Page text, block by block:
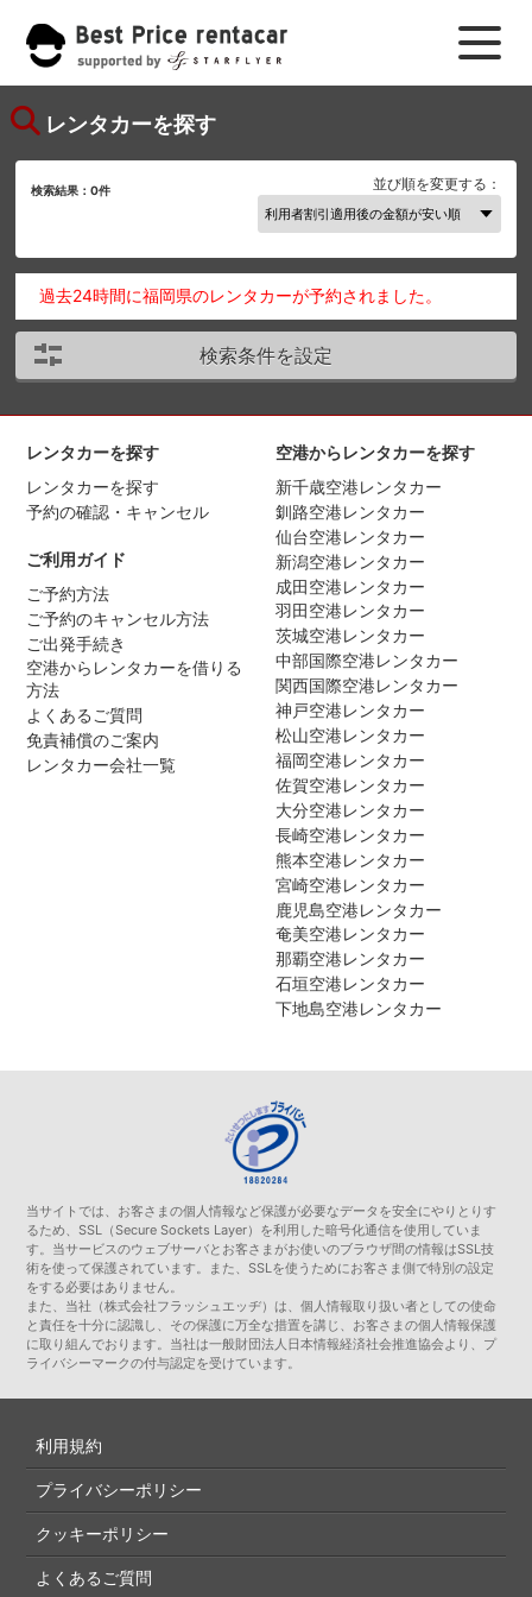
レンタカーを探す
検索結果：0件 並び順を変更する：
過去24時間に福岡県のレンタカーが予約されました。
検索条件を設定
レンタカーを探す
レンタカーを探す
予約の確認・キャンセル
ご利用ガイド
ご予約方法
ご予約のキャンセル方法
ご出発手続き
空港からレンタカーを借りる
方法
よくあるご質問
免責補償のご案内
レンタカー会社一覧
空港からレンタカーを探す
新千歳空港レンタカー
釧路空港レンタカー
仙台空港レンタカー
新潟空港レンタカー
成田空港レンタカー
羽田空港レンタカー
茨城空港レンタカー
中部国際空港レンタカー
関西国際空港レンタカー
神戸空港レンタカー
松山空港レンタカー
福岡空港レンタカー
佐賀空港レンタカー
大分空港レンタカー
長崎空港レンタカー
熊本空港レンタカー
宮崎空港レンタカー
鹿児島空港レンタカー
奄美空港レンタカー
那覇空港レンタカー
石垣空港レンタカー
下地島空港レンタカー
当サイトでは、お客さまの個人情報など保護が必要なデータを安全にやりとりす
るため、SSL（Secure Sockets Layer）を利用した暗号化通信を使用していま
す。当サービスのウェブサーバとお客さまがお使いのブラウザ間の情報はSSL技
術を使って保護されています。また、SSLを使うためにお客さま側で特別の設定
をする必要はありません。
また、当社（株式会社フラッシュエッヂ）は、個人情報取り扱い者としての使命
と責任を十分に認識し、その保護に万全な措置を講じ、お客さまの個人情報保護
に取り組んでおります。当社は一般財団法人日本情報経済社会推進協会より、プ
ライバシーマークの付与認定を受けています。
利用規約
プライバシーポリシー
クッキーポリシー
よくあるご質問